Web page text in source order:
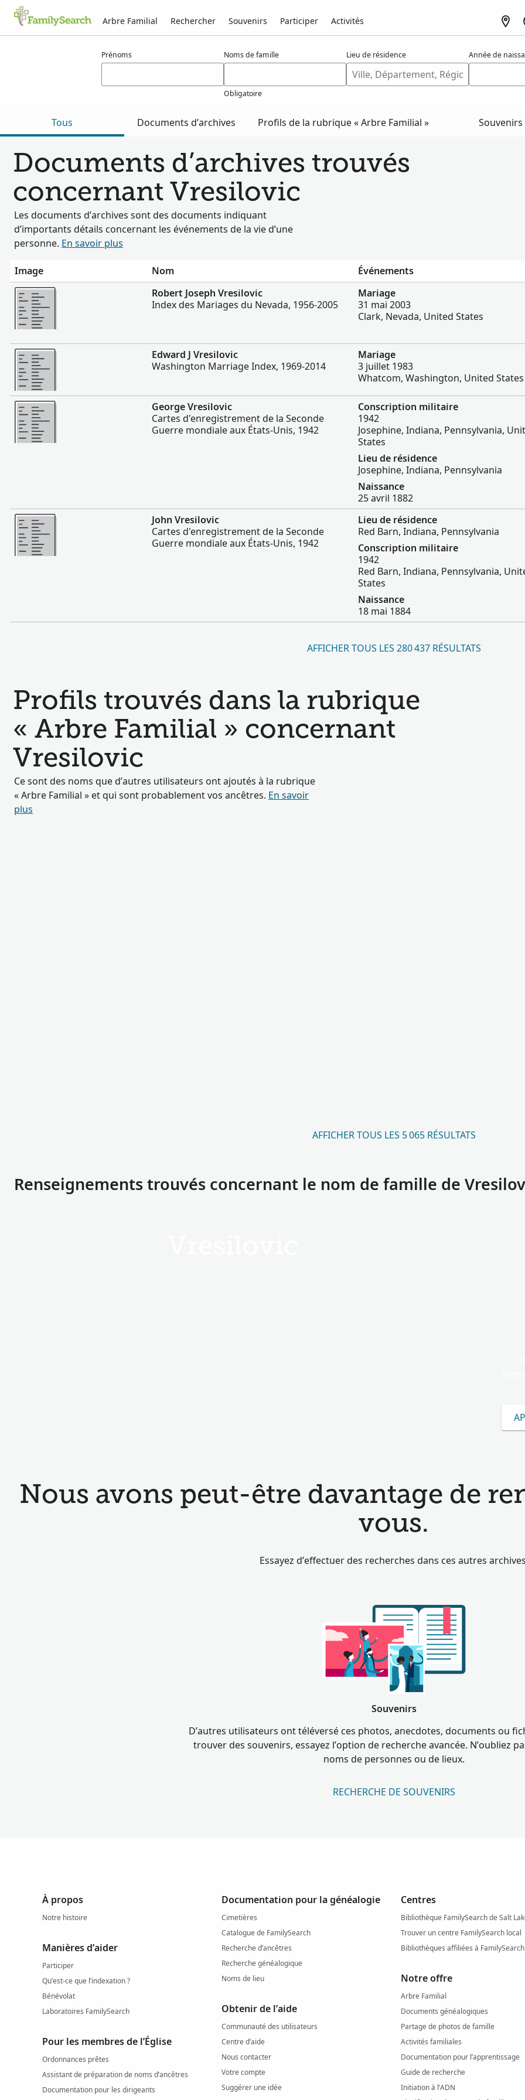
Arbre Familial Rechercher Souvenirs Participer Activités
Prénoms Noms de famille
Obligatoire
Lieu de résidence Année de
Tous Documents d’archives Profils de la rubrique « Arbre Familial » Souvenirs
Documents d’archives trouvés
concernant Vresilovic
Les documents d’archives sont des documents indiquant
d’importants détails concernant les événements de la vie d’une
personne. En savoir plus
Image Nom Événements
Plus
Robert Joseph Vresilovic
Index des Mariages du Nevada, 1956-2005
Mariage
31 mai 2003
Clark, Nevada, United States
Plus
Edward J Vresilovic
Washington Marriage Index, 1969-2014
Mariage
3 juillet 1983
Whatcom, Washington, United States
Plus
George Vresilovic
Cartes d'enregistrement de la Seconde
Guerre mondiale aux États-Unis, 1942
Conscription militaire
1942
Josephine, Indiana, Pennsylvania,
States
Lieu de résidence
Josephine, Indiana, Pennsylvania
Naissance
25 avril 1882
Plus
John Vresilovic
Cartes d'enregistrement de la Seconde
Guerre mondiale aux États-Unis, 1942
Lieu de résidence
Red Barn, Indiana, Pennsylvania
Conscription militaire
1942
Red Barn, Indiana, Pennsylvania,
States
Naissance
18 mai 1884
AFFICHER TOUS LES 280 437 RÉSULTATS
Profils trouvés dans la rubrique
« Arbre Familial » concernant
Vresilovic
Ce sont des noms que d’autres utilisateurs ont ajoutés à la rubrique
« Arbre Familial » et qui sont probablement vos ancêtres. En savoir
plus
AFFICHER TOUS LES 5 065 RÉSULTATS
Renseignements trouvés concernant le nom de famille de
Nous avons peut-être davantage de
vous.
Essayez d’effectuer des recherches dans ces autres
Souvenirs
D’autres utilisateurs ont téléversé ces photos, anecdotes, documents ou
trouver des souvenirs, essayez l’option de recherche avancée. N’oubliez
noms de personnes ou de lieux.
RECHERCHE DE SOUVENIRS
À propos
Notre histoire
Manières d’aider
Participer
Qu’est-ce que l’indexation ?
Bénévolat
Laboratoires FamilySearch
Pour les membres de l’Église
Ordonnances prêtes
Assistant de préparation de noms d’ancêtres
Documentation pour les dirigeants
Documentation pour la généalogie
Cimetières
Catalogue de FamilySearch
Recherche d’ancêtres
Recherche généalogique
Noms de lieu
Obtenir de l’aide
Communauté des utilisateurs
Centre d’aide
Nous contacter
Votre compte
Suggérer une idée
Centres
Bibliothèque FamilySearch de Salt
Trouver un centre FamilySearch local
Bibliothèques affiliées à FamilySearch
Notre offre
Arbre Familial
Documents généalogiques
Partage de photos de famille
Activités familiales
Documentation pour l’apprentissage
Guide de recherche
Initiation à l’ADN